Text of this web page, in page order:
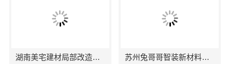
湖南美宅建材局部改造，闭口合同零增项 苏州兔哥哥智装新材料有限公司高新区毛坯房免费量房